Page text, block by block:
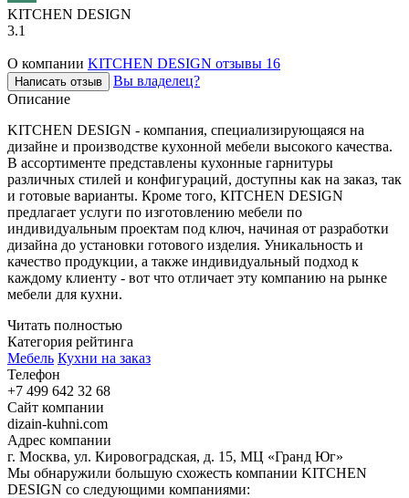
KITCHEN DESIGN
3.1
О компании KITCHEN DESIGN отзывы 16
Написать отзыв
Вы владелец?
Описание
KITCHEN DESIGN - компания, специализирующаяся на
дизайне и производстве кухонной мебели высокого качества.
В ассортименте представлены кухонные гарнитуры
различных стилей и конфигураций, доступны как на заказ, так
и готовые варианты. Кроме того, КITCHEN DESIGN
предлагает услуги по изготовлению мебели по
индивидуальным проектам под ключ, начиная от разработки
дизайна до установки готового изделия. Уникальность и
качество продукции, а также индивидуальный подход к
каждому клиенту - вот что отличает эту компанию на рынке
мебели для кухни.
Читать полностью
Категория рейтинга
Мебель Кухни на заказ
Телефон
+7 499 642 32 68
Сайт компании
dizain-kuhni.com
Адрес компании
г. Москва, ул. Кировоградская, д. 15, МЦ «Гранд Юг»
Мы обнаружили большую схожесть компании KITCHEN
DESIGN со следующими компаниями: